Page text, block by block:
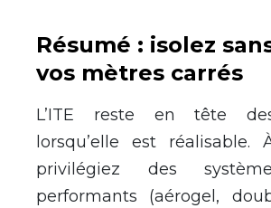
Résumé : isolez
vos mètres carrés
L’ITE reste en tête
lorsqu’elle est réalisable.
privilégiez des
performants (aérogel,